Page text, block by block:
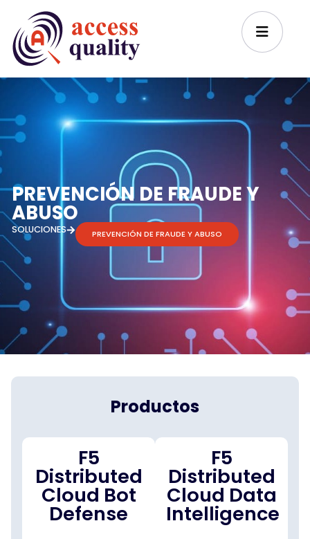
PREVENCIÓN DE FRAUDE Y
ABUSO
SOLUCIONES PREVENCIÓN DE FRAUDE Y ABUSO
Productos
F5
Distributed
Cloud Bot
Defense
F5
Distributed
Cloud Data
Intelligence​